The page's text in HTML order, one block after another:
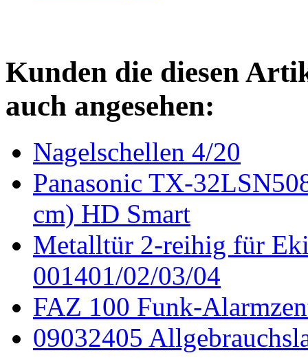
Kunden die diesen
auch angesehen:
Nagelschellen 4/20
Panasonic TX-
cm) HD Smart
Metalltür 2-reihig für
001401/02/03/04
FAZ 100 Funk-
09032405